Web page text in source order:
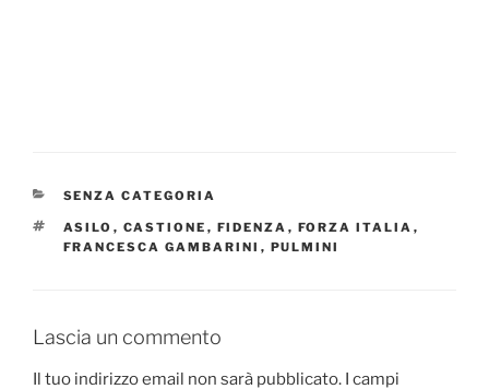
CATEGORIE
SENZA CATEGORIA
TAG
ASILO , CASTIONE , FIDENZA , FORZA ITALIA ,
FRANCESCA GAMBARINI , PULMINI
Lascia un commento
Il tuo indirizzo email non sarà pubblicato. I campi